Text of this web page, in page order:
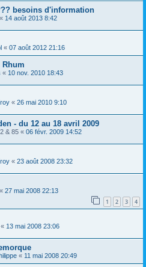
besoins d'information
« 14 août 2013 8:42
« 07 août 2012 21:16
« 10 nov. 2010 18:43
« 26 mai 2010 9:10
- du 12 au 18 avril 2009
& 85 « 06 févr. 2009 14:52
« 23 août 2008 23:32
« 27 mai 2008 22:13
1 2 3 4
« 13 mai 2008 23:06
« 11 mai 2008 20:49